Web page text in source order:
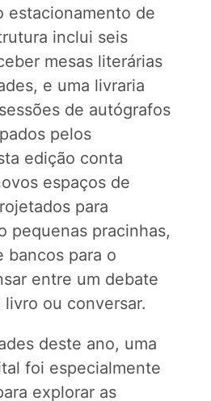
estacionamento de
inclui seis
mesas literárias
e uma livraria
de autógrafos
pelos
edição conta
espaços de
para
pequenas pracinhas,
bancos para o
entre um debate
ou conversar.
deste ano, uma
foi especialmente
explorar as